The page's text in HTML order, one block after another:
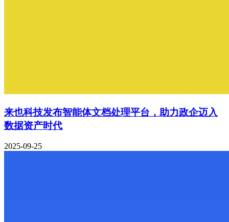
来也科技发布智能体文档处理平台，助力政企迈入
数据资产时代
2025-09-25